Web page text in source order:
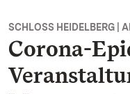
SCHLOSS HEIDELBERG |
Corona-